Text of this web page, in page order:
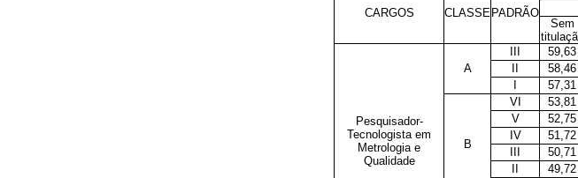
CARGOS CLASSE PADRÃO
Sem
Pesquisador-
Tecnologista em
Metrologia e
Qualidade
A
59,63
58,46
57,31
B
VI 53,81
V
52,75
IV
51,72
50,71
49,72